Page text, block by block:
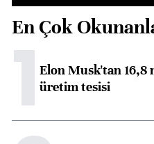
En Çok
1Elon Musk'tan 16,8
üretim tesisi